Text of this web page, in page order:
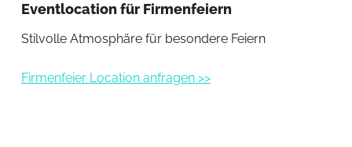
Eventlocation für Firmenfeiern
Stilvolle Atmosphäre für besondere Feiern
Firmenfeier Location anfragen >>